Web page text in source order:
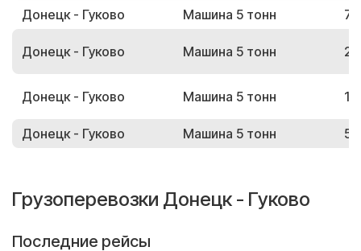
Донецк - Гуково
Машина 5 тонн
Донецк - Гуково Машина 5 тонн
Донецк - Гуково Машина 5 тонн
Донецк - Гуково Машина 5 тонн
Грузоперевозки Донецк - Гуково
Последние рейсы